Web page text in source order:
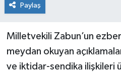
Paylaş
Milletvekili Zabun’un
meydan okuyan
ve iktidar-sendika ilişkileri